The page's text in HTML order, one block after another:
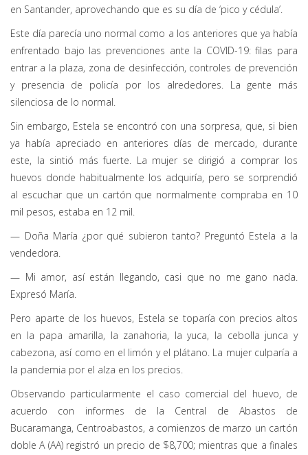
en Santander, aprovechando que es su día de ‘pico y cédula’.
Este día parecía uno normal como a los anteriores que ya había
enfrentado bajo las prevenciones ante la COVID-19: filas para
entrar a la plaza, zona de desinfección, controles de prevención
y presencia de policía por los alrededores. La gente más
silenciosa de lo normal.
Sin embargo, Estela se encontró con una sorpresa, que, si bien
ya había apreciado en anteriores días de mercado, durante
este, la sintió más fuerte. La mujer se dirigió a comprar los
huevos donde habitualmente los adquiría, pero se sorprendió
al escuchar que un cartón que normalmente compraba en 10
mil pesos, estaba en 12 mil.
— Doña María ¿por qué subieron tanto? Preguntó Estela a la
vendedora.
— Mi amor, así están llegando, casi que no me gano nada.
Expresó María.
Pero aparte de los huevos, Estela se toparía con precios altos
en la papa amarilla, la zanahoria, la yuca, la cebolla junca y
cabezona, así como en el limón y el plátano. La mujer culparía a
la pandemia por el alza en los precios.
Observando particularmente el caso comercial del huevo, de
acuerdo con informes de la Central de Abastos de
Bucaramanga, Centroabastos, a comienzos de marzo un cartón
doble A (AA) registró un precio de $8,700; mientras que a finales